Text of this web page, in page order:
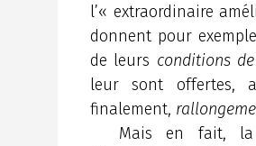
l’« extraordinaire
donnent pour
de leurs conditions
leur sont offertes,
finalement,
Mais en fait,